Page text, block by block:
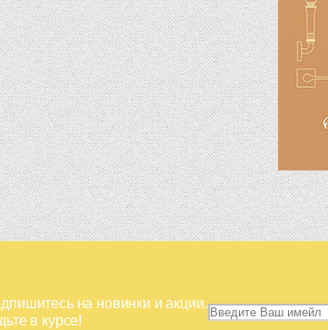
на новинки и акции.
в курсе!